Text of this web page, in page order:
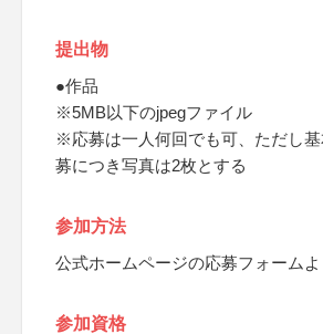
提出物
●作品
※5MB以下のjpegファイル
※応募は一人何回でも可、ただし
募につき写真は2枚とする
参加方法
公式ホームページの応募フォーム
参加資格